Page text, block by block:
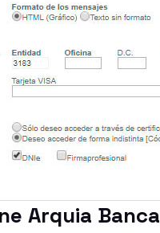
Arquia Banca